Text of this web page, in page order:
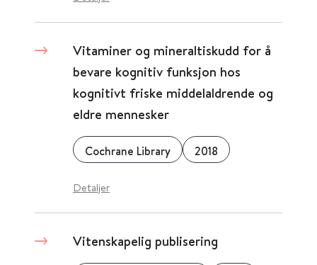
Vitaminer og mineraltiskudd for å
bevare kognitiv funksjon hos
kognitivt friske middelaldrende og
eldre mennesker
Cochrane Library 2018
Detaljer
Vitenskapelig publisering